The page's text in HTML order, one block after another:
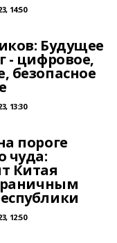
14:50
Будущее
- цифровое,
безопасное
13:30
пороге
чуда:
Китая
12:50